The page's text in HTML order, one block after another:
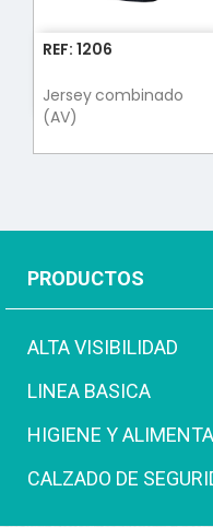
REF: 1206
Jersey combinado
(AV)
PRODUCTOS
ALTA VISIBILIDAD
LINEA BASICA
HIGIENE Y
CALZADO DE